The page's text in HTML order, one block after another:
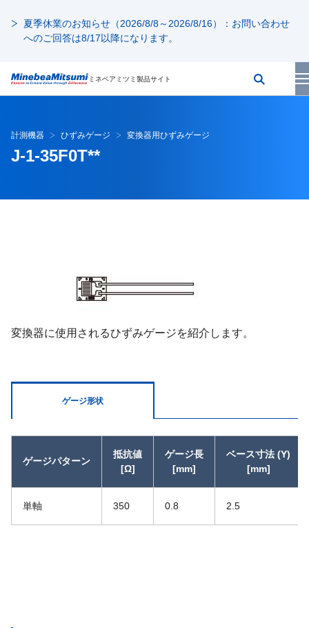
夏季休業のお知らせ（2026/8/8～2026/8/16）：お問い合わせ
へのご回答は8/17以降になります。
ミネベアミツミ製品サイト
計測機器 ひずみゲージ 変換器用ひずみゲージ
J-1-35F0T**
変換器に使用されるひずみゲージを紹介します。
ゲージ形状
ゲージパターン
抵抗値
[Ω]
ゲージ長
[mm]
ベース寸法 (Y)
[mm]
単軸 350 0.8 2.5